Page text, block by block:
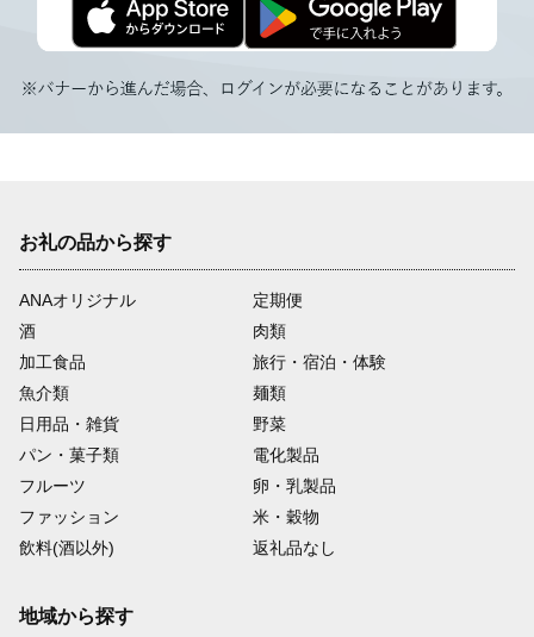
お礼の品から探す
ANAオリジナル
定期便
酒
肉類
加工食品
旅行・宿泊・体験
魚介類
麺類
日用品・雑貨
野菜
パン・菓子類
電化製品
フルーツ
卵・乳製品
ファッション
米・穀物
飲料(酒以外)
返礼品なし
地域から探す